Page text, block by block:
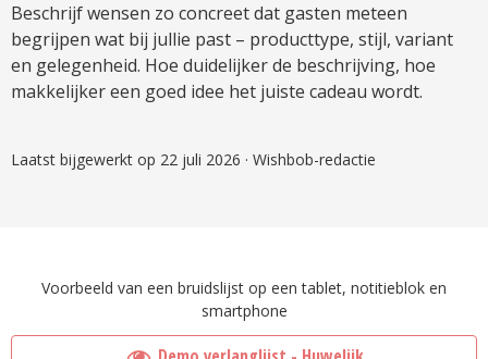
Beschrijf wensen zo concreet dat gasten meteen
begrijpen wat bij jullie past – producttype, stijl, variant
en gelegenheid. Hoe duidelijker de beschrijving, hoe
makkelijker een goed idee het juiste cadeau wordt.
Laatst bijgewerkt op 22 juli 2026 · Wishbob-redactie
Voorbeeld van een bruidslijst op een tablet, notitieblok en
smartphone